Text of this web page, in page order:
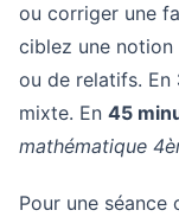
ou corriger une
ciblez une notion
ou de relatifs. En
mixte. En 45
mathématique
Pour une séance